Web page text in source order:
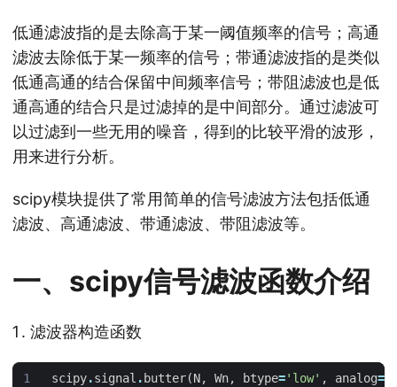
低通滤波指的是去除高于某一阈值频率的信号；高通
滤波去除低于某一频率的信号；带通滤波指的是类似
低通高通的结合保留中间频率信号；带阻滤波也是低
通高通的结合只是过滤掉的是中间部分。通过滤波可
以过滤到一些无用的噪音，得到的比较平滑的波形，
用来进行分析。
scipy模块提供了常用简单的信号滤波方法包括低通
滤波、高通滤波、带通滤波、带阻滤波等。
一、scipy信号滤波函数介绍
滤波器构造函数
scipy.signal . butter(N, Wn, btype='low' , analog=